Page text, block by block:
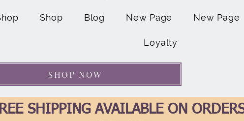
Shop Blog New Page New Page
Loyalty
SHOP NOW
SHIPPING AVAILABLE ON